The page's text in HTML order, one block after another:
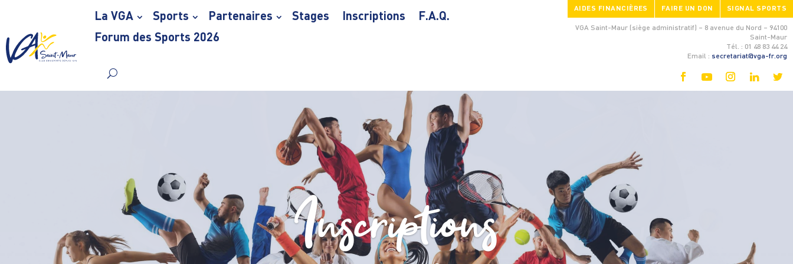
La VGA Sports Partenaires Stages Inscriptions
F.A.Q.
Forum des Sports 2026
AIDES FINANCIÈRES FAIRE UN DON SIGNAL SPORTS
VGA Saint-Maur (siège administratif) – 8 avenue du Nord – 94100
Saint-Maur
Tél. : 01 48 83 44 24
Email : secretariat@vga-fr.org
Guide des sports